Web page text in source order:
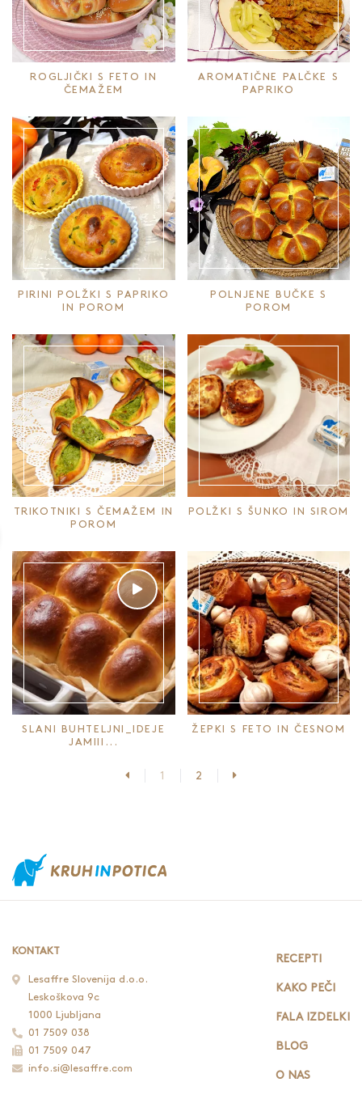
ROGLJIČKI S FETO IN
ČEMAŽEM
AROMATIČNE PALČKE S
PAPRIKO
PIRINI POLŽKI S PAPRIKO
IN POROM
POLNJENE BUČKE S
POROM
TRIKOTNIKI S ČEMAŽEM IN
POROM
POLŽKI S ŠUNKO IN SIROM
SLANI BUHTELJNI_IDEJE
JAMIII...
ŽEPKI S FETO IN ČESNOM
Prejšnja stran
1 2 Naslednja stran
KONTAKT
Lesaffre Slovenija d.o.o.
Leskoškova 9c
1000 Ljubljana
01 7509 038
01 7509 047
info.si@lesaffre.com
RECEPTI
KAKO PEČI
FALA IZDELKI
BLOG
O NAS